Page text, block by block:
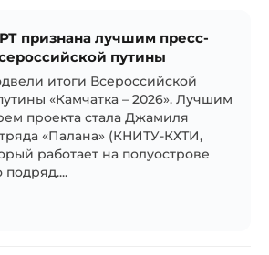
признана лучшим пресс-
путины
итоги Всероссийской
«Камчатка – 2026». Лучшим
проекта стала Джамиля
«Палана» (КНИТУ-КХТИ,
работает на полуострове
подряд....